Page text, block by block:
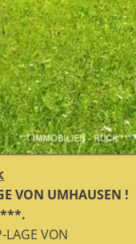
VON UMHAUSEN !
***.
VON